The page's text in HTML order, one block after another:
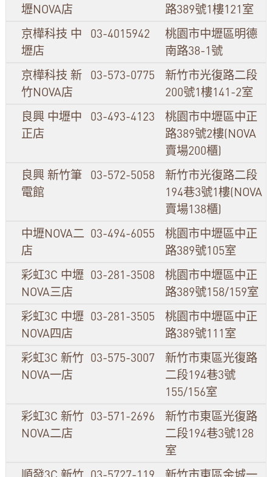
壢NOVA店
路389號1樓121室
京樺科技 中
壢店
03-4015942
桃園市中壢區明德
南路38-1號
京樺科技 新
竹NOVA店
03-573-0775
新竹市光復路二段
200號1樓141-2室
良興 中壢中
正店
03-493-4123
桃園市中壢區中正
路389號2樓(NOVA
賣場200櫃)
良興 新竹筆
電館
03-572-5058
新竹市光復路二段
194巷3號1樓(NOVA
賣場138櫃)
中壢NOVA二
店
03-494-6055
桃園市中壢區中正
路389號105室
彩虹3C 中壢
NOVA三店
03-281-3508
桃園市中壢區中正
路389號158/159室
彩虹3C 中壢
NOVA四店
03-281-3505
桃園市中壢區中正
路389號111室
彩虹3C 新竹
NOVA一店
03-575-3007
新竹市東區光復路
二段194巷3號
155/156室
彩虹3C 新竹
NOVA二店
03-571-2696
新竹市東區光復路
二段194巷3號128
室